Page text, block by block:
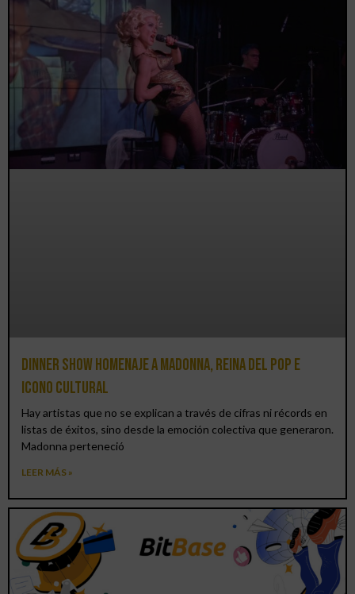
Dinner Show homenaje a Madonna, reina del pop e
icono cultural
Hay artistas que no se explican a través de cifras ni récords en
listas de éxitos, sino desde la emoción colectiva que generaron.
Madonna perteneció
LEER MÁS »